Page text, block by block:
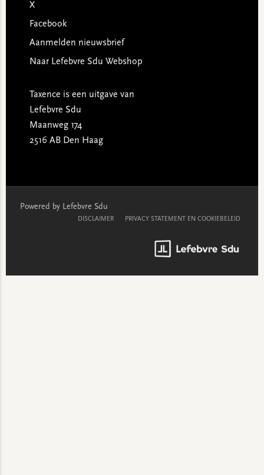
X
Facebook
Aanmelden nieuwsbrief
Naar Lefebvre Sdu Webshop
Taxence is een uitgave van
Lefebvre Sdu
Maanweg 174
2516 AB Den Haag
Powered by Lefebvre Sdu
DISCLAIMER PRIVACY STATEMENT EN COOKIEBELEID